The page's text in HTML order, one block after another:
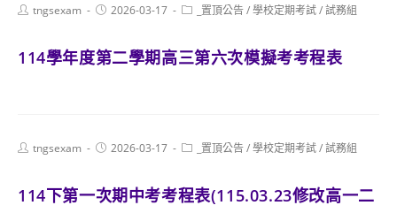
Posttngsexam
Post2026-03-17
Post _置頂公告/學校定期考試/試務組
114學年度第二學期高三第六次模擬考考程表
Posttngsexam
Post2026-03-17
Post _置頂公告/學校定期考試/試務組
114下第一次期中考考程表(115.03.23修改高一二